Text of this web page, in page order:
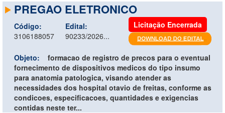
PREGAO ELETRONICO
Código:
3106188057
Edital:
90233/2026...
Licitação Encerrada
Objeto:
formacao de registro de precos para o eventual
fornecimento de dispositivos medicos do tipo insumo
para anatomia patologica, visando atender as
necessidades dos hospital otavio de freitas, conforme as
condicoes, especificacoes, quantidades e exigencias
contidas neste ter...